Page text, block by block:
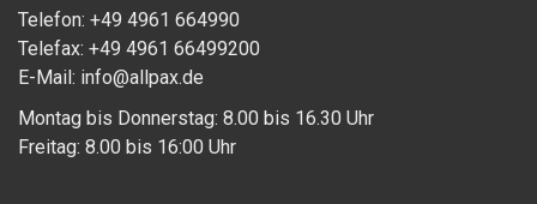
Telefon: +49 4961 664990
Telefax: +49 4961 66499200
E-Mail: info@allpax.de
Montag bis Donnerstag: 8.00 bis 16.30 Uhr
Freitag: 8.00 bis 16:00 Uhr